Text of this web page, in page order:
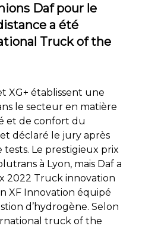
Daf pour le
a été
Truck of the
XG+ établissent une
le secteur en matière
et de confort du
déclaré le jury après
Le prestigieux prix
à Lyon, mais Daf a
2022 Truck innovation
XF Innovation équipé
d’hydrogène. Selon
truck of the